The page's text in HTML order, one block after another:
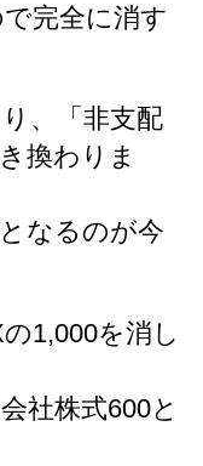
完全に消す
、「非支配
換わりま
なるのが今
1,000を消し
社株式600と